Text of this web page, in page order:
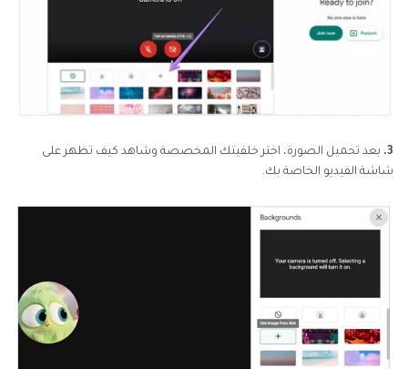
3. بعد تحميل الصورة، اختر خلفيتك المخصصة وشاهد كيف تظهر على
شاشة الفيديو الخاصة بك.